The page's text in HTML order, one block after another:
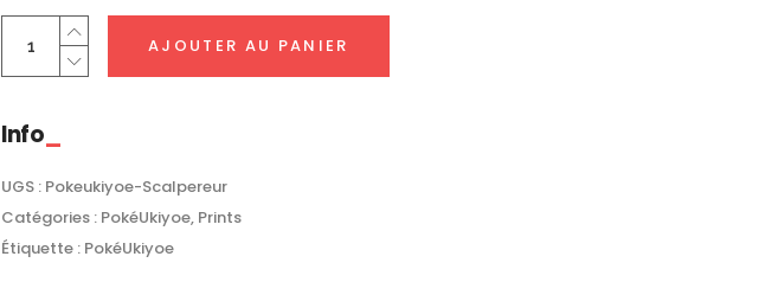
10,00 €.5,00 €.
Scalpereur
PokéUkiyoe
AJOUTER AU PANIER
Info
UGS : Pokeukiyoe-Scalpereur
Catégories : PokéUkiyoe, Prints
Étiquette : PokéUkiyoe